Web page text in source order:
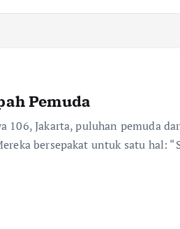
Pemuda
106, Jakarta, puluhan pemuda
bersepakat untuk satu hal: